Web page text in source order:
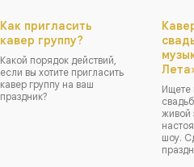
Как пригласить
кавер группу?
Какой порядок действий,
если вы хотите пригласить
кавер группу на ваш
праздник?
Ищете
живой
шоу.